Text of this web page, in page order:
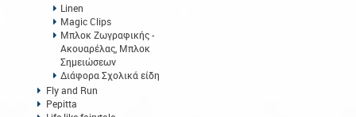
Linen
Magic Clips
Μπλοκ Ζωγραφικής -
Ακουαρέλας, Μπλοκ
Σημειώσεων
Διάφορα Σχολικά είδη
Fly and Run
Pepitta